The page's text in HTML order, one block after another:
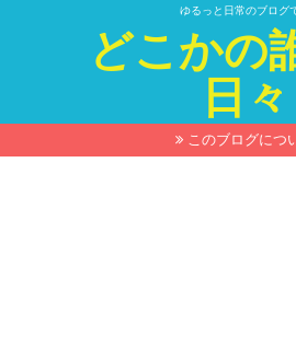
ゆるっと日常のブログ
どこかの
日々
このブログにつ